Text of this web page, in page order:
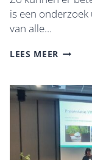
is een
van alle…
LEES MEER